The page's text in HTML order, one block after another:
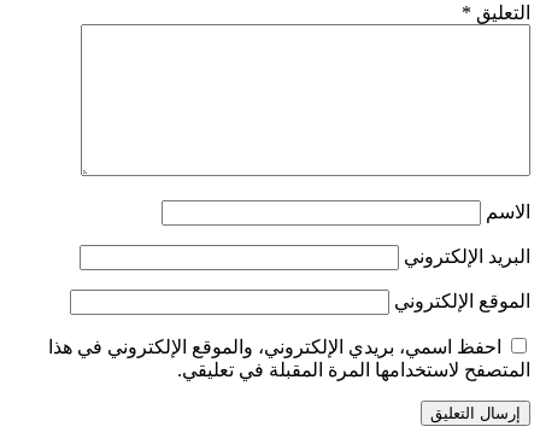
التعليق *
الاسم
البريد الإلكتروني
الموقع الإلكتروني
احفظ اسمي، بريدي الإلكتروني، والموقع الإلكتروني في هذا
المتصفح لاستخدامها المرة المقبلة في تعليقي.